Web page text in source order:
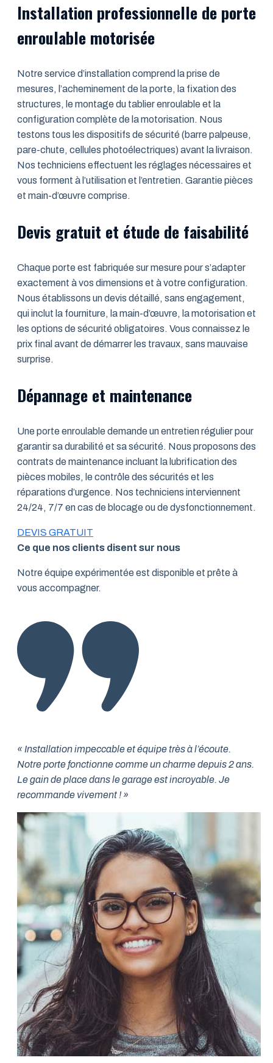
Installation professionnelle de porte
enroulable motorisée
Notre service d’installation comprend la prise de
mesures, l’acheminement de la porte, la fixation des
structures, le montage du tablier enroulable et la
configuration complète de la motorisation. Nous
testons tous les dispositifs de sécurité (barre palpeuse,
pare-chute, cellules photoélectriques) avant la livraison.
Nos techniciens effectuent les réglages nécessaires et
vous forment à l’utilisation et l’entretien. Garantie pièces
et main-d’œuvre comprise.
Devis gratuit et étude de faisabilité
Chaque porte est fabriquée sur mesure pour s’adapter
exactement à vos dimensions et à votre configuration.
Nous établissons un devis détaillé, sans engagement,
qui inclut la fourniture, la main-d’œuvre, la motorisation et
les options de sécurité obligatoires. Vous connaissez le
prix final avant de démarrer les travaux, sans mauvaise
surprise.
Dépannage et maintenance
Une porte enroulable demande un entretien régulier pour
garantir sa durabilité et sa sécurité. Nous proposons des
contrats de maintenance incluant la lubrification des
pièces mobiles, le contrôle des sécurités et les
réparations d’urgence. Nos techniciens interviennent
24/24, 7/7 en cas de blocage ou de dysfonctionnement.
DEVIS GRATUIT
Ce que nos clients disent sur nous
Notre équipe expérimentée est disponible et prête à
vous accompagner.
« Installation impeccable et équipe très à l’écoute.
Notre porte fonctionne comme un charme depuis 2 ans.
Le gain de place dans le garage est incroyable. Je
recommande vivement ! »